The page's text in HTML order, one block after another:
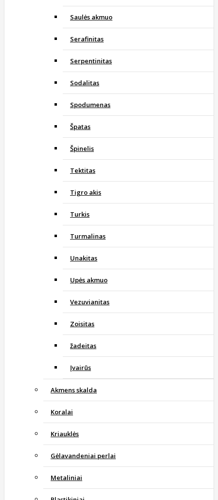
Saulės akmuo
Serafinitas
Serpentinitas
Sodalitas
Spodumenas
Špatas
Špinelis
Tektitas
Tigro akis
Turkis
Turmalinas
Unakitas
Upės akmuo
Vezuvianitas
Zoisitas
žadeitas
Įvairūs
Akmens skalda
Koralai
Kriauklės
Gėlavandeniai perlai
Metaliniai